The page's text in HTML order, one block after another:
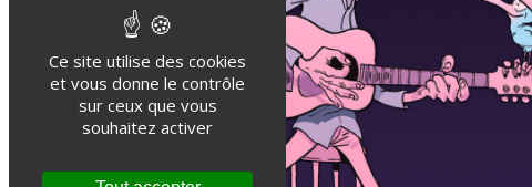
Ce site utilise des cookies
et vous donne le contrôle
sur ceux que vous
souhaitez activer